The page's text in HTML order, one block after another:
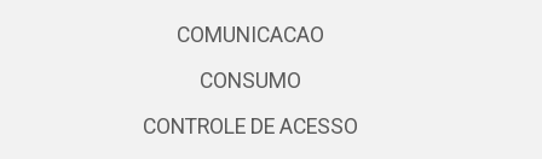
COMUNICACAO
CONSUMO
CONTROLE DE ACESSO